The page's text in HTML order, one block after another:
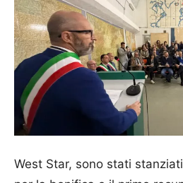
West Star, sono stati